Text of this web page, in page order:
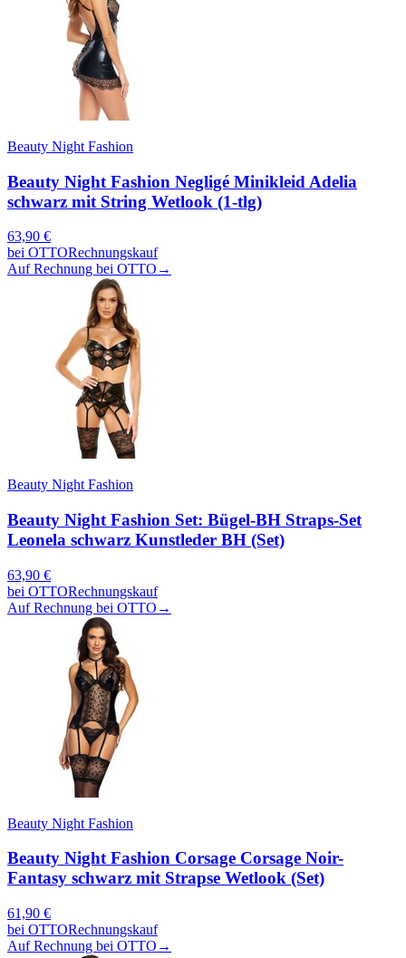
Beauty Night Fashion
Beauty Night Fashion Negligé Minikleid Adelia
schwarz mit String Wetlook (1-tlg)
63,90 €
bei OTTORechnungskauf
Auf Rechnung bei OTTO →
Beauty Night Fashion
Beauty Night Fashion Set: Bügel-BH Straps-Set
Leonela schwarz Kunstleder BH (Set)
63,90 €
bei OTTORechnungskauf
Auf Rechnung bei OTTO →
Beauty Night Fashion
Beauty Night Fashion Corsage Corsage Noir-
Fantasy schwarz mit Strapse Wetlook (Set)
61,90 €
bei OTTORechnungskauf
Auf Rechnung bei OTTO →